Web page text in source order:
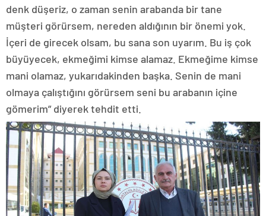
denk düşeriz, o zaman senin arabanda bir tane
müşteri görürsem, nereden aldığının bir önemi yok.
İçeri de girecek olsam, bu sana son uyarım. Bu iş çok
büyüyecek, ekmeğimi kimse alamaz. Ekmeğime kimse
mani olamaz, yukarıdakinden başka. Senin de mani
olmaya çalıştığını görürsem seni bu arabanın içine
gömerim” diyerek tehdit etti.